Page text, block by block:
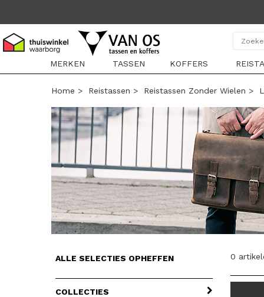
MERKEN
TASSEN KOFFERS
Home > Reistassen > Reistassen Zonder Wielen >
ALLE SELECTIES OPHEFFEN
COLLECTIES
0